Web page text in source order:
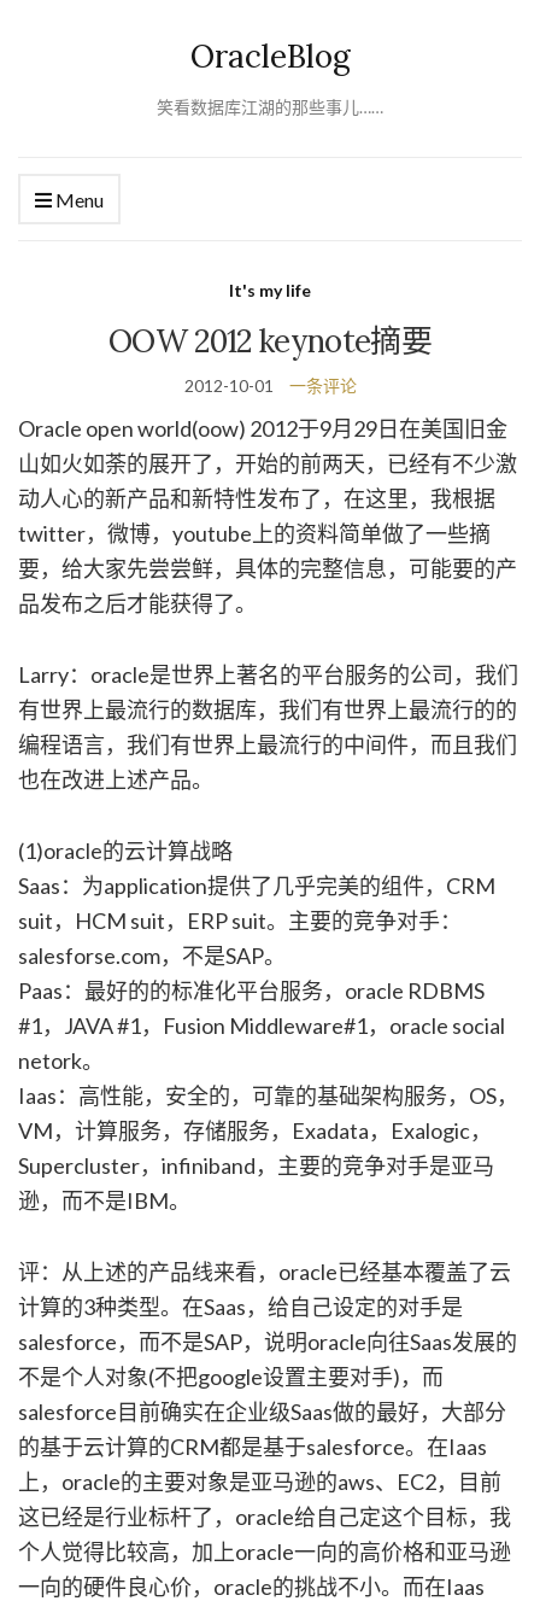
OracleBlog
笑看数据库江湖的那些事儿……
Menu
It's my life
OOW 2012 keynote摘要
2012-10-01 一条评论
Oracle open world(oow) 2012于9月29日在美国旧金
山如火如荼的展开了，开始的前两天，已经有不少激
动人心的新产品和新特性发布了，在这里，我根据
twitter，微博，youtube上的资料简单做了一些摘
要，给大家先尝尝鲜，具体的完整信息，可能要的产
品发布之后才能获得了。
Larry：oracle是世界上著名的平台服务的公司，我们
有世界上最流行的数据库，我们有世界上最流行的的
编程语言，我们有世界上最流行的中间件，而且我们
也在改进上述产品。
(1)oracle的云计算战略
Saas：为application提供了几乎完美的组件，CRM
suit，HCM suit，ERP suit。主要的竞争对手：
salesforse.com，不是SAP。
Paas：最好的的标准化平台服务，oracle RDBMS
#1，JAVA #1，Fusion Middleware#1，oracle social
netork。
Iaas：高性能，安全的，可靠的基础架构服务，OS，
VM，计算服务，存储服务，Exadata，Exalogic，
Supercluster，infiniband，主要的竞争对手是亚马
逊，而不是IBM。
评：从上述的产品线来看，oracle已经基本覆盖了云
计算的3种类型。在Saas，给自己设定的对手是
salesforce，而不是SAP，说明oracle向往Saas发展的
不是个人对象(不把google设置主要对手)，而
salesforce目前确实在企业级Saas做的最好，大部分
的基于云计算的CRM都是基于salesforce。在Iaas
上，oracle的主要对象是亚马逊的aws、EC2，目前
这已经是行业标杆了，oracle给自己定这个目标，我
个人觉得比较高，加上oracle一向的高价格和亚马逊
一向的硬件良心价，oracle的挑战不小。而在Iaas